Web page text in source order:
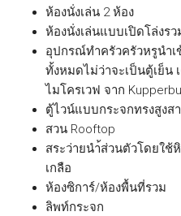
ห้องนั่งเล่น 2 ห้อง
ห้องนั่งเล่นแบบเปิดโล่งร
อุปกรณ์ทำครัวครัวหรูนำเ
ทั้งหมดไม่ว่าจะเป็นตู้เย็น
ไมโครเวฟ จาก
ตู้ไวน์แบบกระจกทรงสูงส
สวน Rooftop
สระว่ายนำ้ส่วนตัวโดยใช้
เกลือ
ห้องซิการ์/ห้องพื้นที่รวม
ลิพท์กระจก